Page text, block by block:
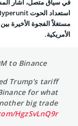
الأمريكية.
to Binance
Trump's tariff
for what
big trade 👀
HgzSvLnQ9r